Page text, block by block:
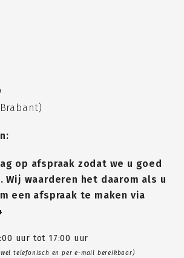
op afspraak zodat we u goed
Wij waarderen het daarom als u
een afspraak te maken via
uur tot 17:00 uur
telefonisch en per e-mail bereikbaar)